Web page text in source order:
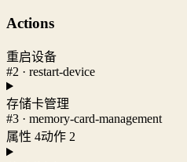
Actions
重启设备
#2 · restart-device
存储卡管理
#3 · memory-card-management
属性 4动作 2